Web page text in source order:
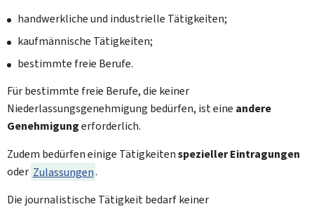
handwerkliche und industrielle Tätigkeiten;
kaufmännische Tätigkeiten;
bestimmte freie Berufe.
Für bestimmte freie Berufe, die keiner
Niederlassungsgenehmigung bedürfen, ist eine andere
Genehmigungerforderlich.
Zudem bedürfen einige TätigkeitenspeziellerEintragungen
oder Zulassungen.
Die journalistische Tätigkeit bedarf keiner